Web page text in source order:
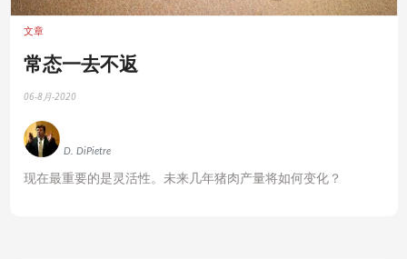
文章
常态一去不返
06-8月-2020
D. DiPietre
现在最重要的是灵活性。未来几年猪肉产量将如何变化？